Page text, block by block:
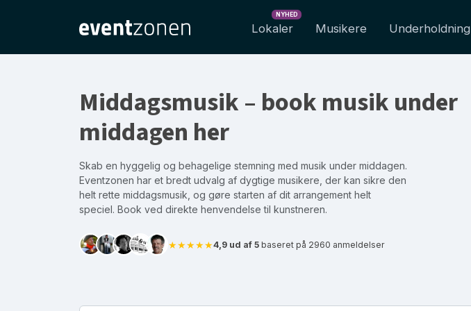
Lokaler
NYHED
Musikere Underholdning
Middagsmusik – book musik under
middagen her
Skab en hyggelig og behagelige stemning med musik under middagen.
Eventzonen har et bredt udvalg af dygtige musikere, der kan sikre den
helt rette middagsmusik, og gøre starten af dit arrangement helt
speciel. Book ved direkte henvendelse til kunstneren.
★★★★★4,9 ud af 5 baseret på 2960 anmeldelser